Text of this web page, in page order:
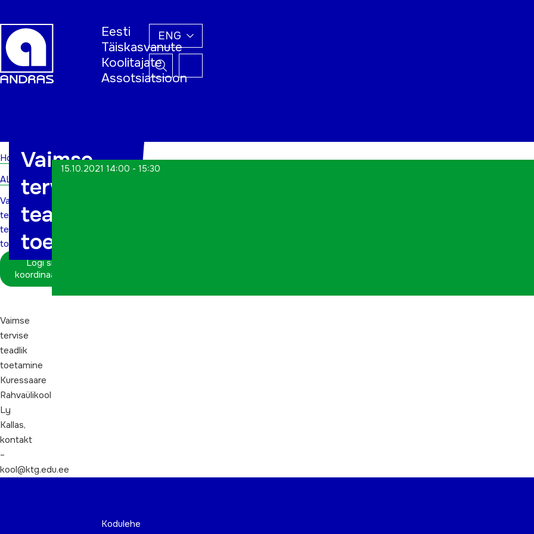
Eesti
Täiskasvanute
Koolitajate
Assotsiatsioon
ENG
Home
ALWs
Vaimse
tervise
teadlik
toetamine
Logi sisse
koordinaatorina
Vaimse
tervise
teadlik
toetamine
15.10.2021 14:00 - 15:30
Vaimse
tervise
teadlik
toetamine
Kuressaare
Rahvaülikool
Ly
Kallas,
kontakt
–
kool@ktg.edu.ee
Kodulehe